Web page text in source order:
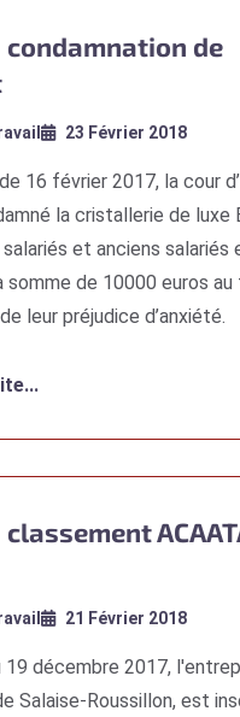
condamnation de
23 Février 2018
16 février 2017, la cour
la cristallerie de luxe
et anciens salariés
somme de 10000 euros
leur préjudice d’anxiété.
21 Février 2018
19 décembre 2017,
Salaise-Roussillon, est